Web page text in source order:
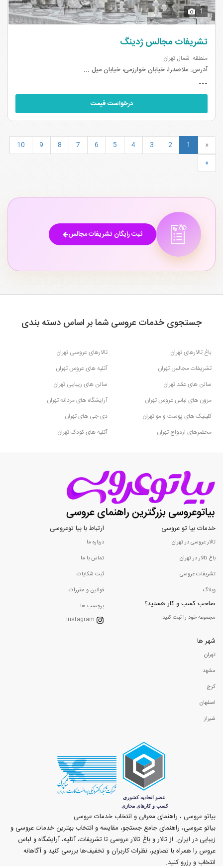
1
تشریفات مجالس ژدینگ
منطقه: شمال تهران
آدرس:ملاصدرا، خیابان خوارزمی، خیابان میل ...
---
درخواست قیمت
«
1
2
3
4
5
6
7
8
9
10
»
ثبت رایگان تشریفات مجالس
جستجوی خدمات عروسی شما بر اساس دسته بندی
باغ تالارهای تهران
تالارهای عروسی تهران
تشریفات مجالس تهران
آتلیه های عروس تهران
سالن های عقد تهران
سالن های زیبایی تهران
مزون های لباس عروس تهران
آرایشگاه های مردانه تهران
کلینیک های پوست و مو تهران
دی جی های تهران
محضرهای ازدواج تهران
آتلیه های کودک تهران
خدمات بیا تو عروسی
تالار عروسی در تهران
باغ تالار در تهران
تشریفات عروسی
وبلاگ
صاحب کسب و کار هستید؟
مجموعه خود را ثبت کنید...
ارتباط با بیا توعروسی
درباره ما
تماس با ما
ثبت شکایات
قوانین و مقررات
برچسب ها
Instagram
شهر ها
تهران
مشهد
کرج
اصفهان
شیراز
بیاتو عروسی ، راهنمای معرفی و انتخاب خدمات عروسی
بیاتو عروسی، راهنمای جامع جستجو، مقایسه و انتخاب بهترین خدمات عروسی و
زیبایی در ایران. از تالار و باغ تالار عروسی تا تشریفات، آتلیه، آرایشگاه و لباس
عروس را همراه با تصاویر، نظرات کاربران و تخفیف‌ها بررسی کنید و آگاهانه
انتخاب و رزرو کنید.